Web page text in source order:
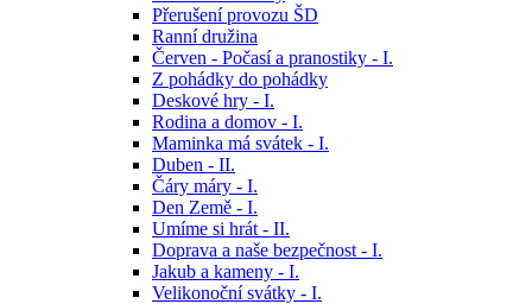
Přerušení provozu ŠD
Ranní družina
Červen - Počasí a pranostiky - I.
Z pohádky do pohádky
Deskové hry - I.
Rodina a domov - I.
Maminka má svátek - I.
Duben - II.
Čáry máry - I.
Den Země - I.
Umíme si hrát - II.
Doprava a naše bezpečnost - I.
Jakub a kameny - I.
Velikonoční svátky - I.